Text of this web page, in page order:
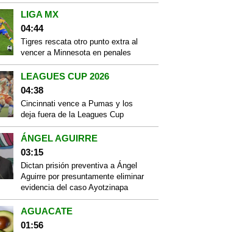
LIGA MX
04:44
Tigres rescata otro punto extra al
vencer a Minnesota en penales
LEAGUES CUP 2026
04:38
Cincinnati vence a Pumas y los
deja fuera de la Leagues Cup
ÁNGEL AGUIRRE
03:15
Dictan prisión preventiva a Ángel
Aguirre por presuntamente eliminar
evidencia del caso Ayotzinapa
AGUACATE
01:56